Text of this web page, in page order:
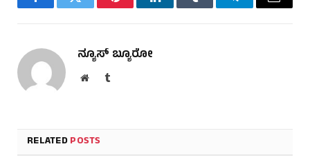
FacebookTwitter PinterestLinkedInTumblr TelegramEmail
ನ್ಯೂಸ್ ಬ್ಯೂರೋ
WebsiteTumblr
RELATEDPOSTS